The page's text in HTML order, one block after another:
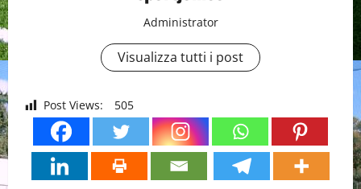
Administrator
Visualizza tutti i post
Post Views: 505